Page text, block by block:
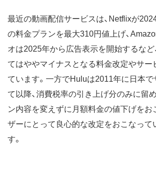
最近の動画配信サービスは、Netflixが
の料金プランを最大310円値上げ、
オは2025年から広告表示を開始するなど
てはややマイナスとなる料金改定やサー
ています。一方でHuluは2011年に日本
て以降、消費税率の引き上げ分のみに留
ン内容を変えずに月額料金の値下げをお
ザーにとって良心的な改定をおこなって
す。